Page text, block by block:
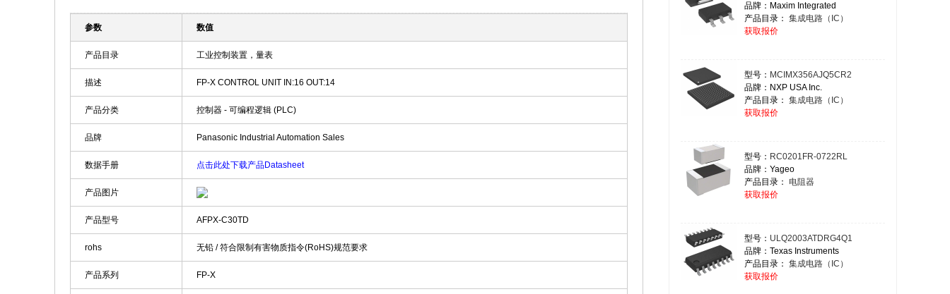
参数 数值
产品目录 工业控制装置，量表
描述 FP-X CONTROL UNIT IN:16 OUT:14
产品分类 控制器 - 可编程逻辑 (PLC)
品牌 Panasonic Industrial Automation Sales
数据手册 点击此处下载产品Datasheet
产品图片
产品型号 AFPX-C30TD
rohs 无铅 / 符合限制有害物质指令(RoHS)规范要求
产品系列 FP-X
品牌：Maxim Integrated
产品目录： 集成电路（IC）
获取报价
型号： MCIMX356AJQ5CR2
品牌：NXP USA Inc.
产品目录： 集成电路（IC）
获取报价
型号： RC0201FR-0722RL
品牌：Yageo
产品目录： 电阻器
获取报价
型号： ULQ2003ATDRG4Q1
品牌：Texas Instruments
产品目录： 集成电路（IC）
获取报价